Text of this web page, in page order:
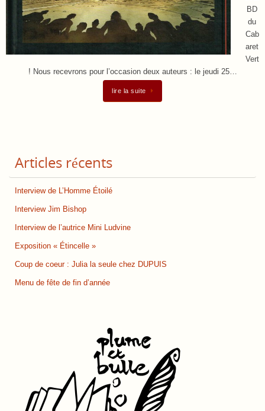
BD
du
Cab
aret
Vert
! Nous recevrons pour l’occasion deux auteurs : le jeudi 25…
lire la suite
Articles récents
Interview de L’Homme Étoilé
Interview Jim Bishop
Interview de l’autrice Mini Ludvine
Exposition « Étincelle »
Coup de coeur : Julia la seule chez DUPUIS
Menu de fête de fin d’année